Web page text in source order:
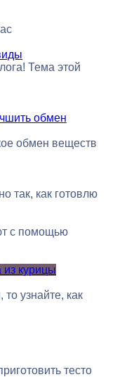
Тема этой
обмен
обмен веществ
так, как готовлю
с помощью
курицы
узнайте, как
тесто